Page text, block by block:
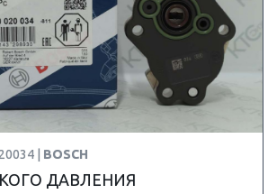
| BOSCH
ДАВЛЕНИЯ